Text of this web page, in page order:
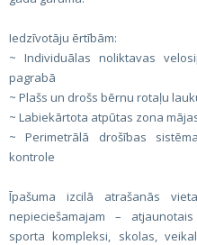
Iedzīvotāju ērtībām:
~ Individuālas noliktavas
pagrabā
~ Plašs un drošs bērnu rotaļu
~ Labiekārtota atpūtas zona
~ Perimetrālā drošības
kontrole
Īpašuma izcilā atrašanās
nepieciešamajam –
sporta kompleksi, skolas,